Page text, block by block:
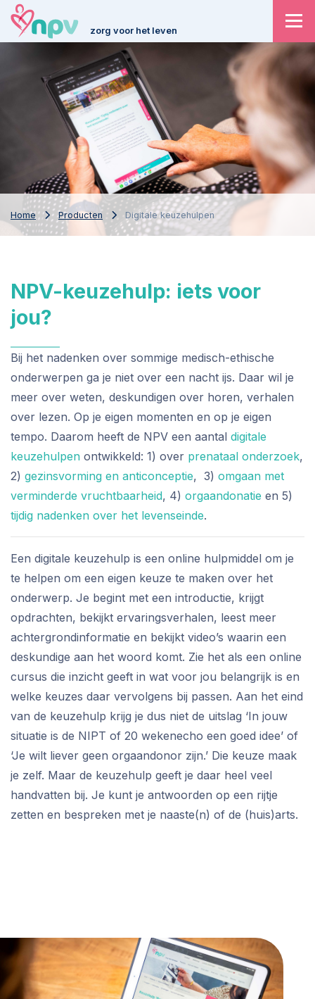
zorg voor het leven
Home Producten Digitale keuzehulpen
NPV-keuzehulp: iets voor
jou?
Bij het nadenken over sommige medisch-ethische
onderwerpen ga je niet over een nacht ijs. Daar wil je
meer over weten, deskundigen over horen, verhalen
over lezen. Op je eigen momenten en op je eigen
tempo. Daarom heeft de NPV een aantal digitale
keuzehulpen ontwikkeld: 1) over prenataal onderzoek,
2) gezinsvorming en anticonceptie, 3) omgaan met
verminderde vruchtbaarheid, 4) orgaandonatie en 5)
tijdig nadenken over het levenseinde.
Een digitale keuzehulp is een online hulpmiddel om je
te helpen om een eigen keuze te maken over het
onderwerp. Je begint met een introductie, krijgt
opdrachten, bekijkt ervaringsverhalen, leest meer
achtergrondinformatie en bekijkt video’s waarin een
deskundige aan het woord komt. Zie het als een online
cursus die inzicht geeft in wat voor jou belangrijk is en
welke keuzes daar vervolgens bij passen. Aan het eind
van de keuzehulp krijg je dus niet de uitslag ‘In jouw
situatie is de NIPT of 20 wekenecho een goed idee’ of
‘Je wilt liever geen orgaandonor zijn.’ Die keuze maak
je zelf. Maar de keuzehulp geeft je daar heel veel
handvatten bij. Je kunt je antwoorden op een rijtje
zetten en bespreken met je naaste(n) of de (huis)arts.